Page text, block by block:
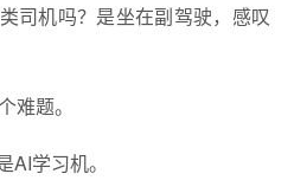
司机吗？是坐在副驾驶，感叹
难题。
学习机。